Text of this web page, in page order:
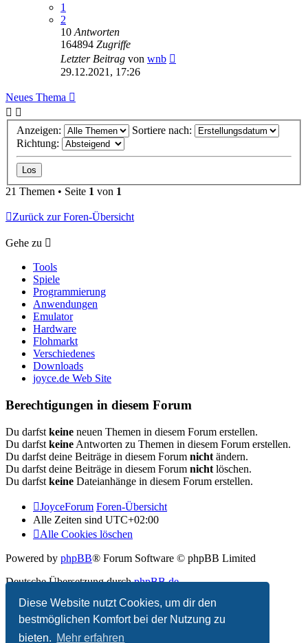
Diese Website nutzt Cookies, um dir den
bestmöglichen Komfort bei der Nutzung zu
bieten. Mehr erfahren
1
2
10 Antworten
164894 Zugriffe
Letzter Beitrag von wnb
29.12.2021, 17:26
Neues Thema
Anzeigen:
Sortiere nach:
Richtung:
21 Themen • Seite 1 von 1
Zurück zur Foren-Übersicht
Gehe zu
Tools
Spiele
Programmierung
Anwendungen
Emulator
Hardware
Flohmarkt
Verschiedenes
Downloads
joyce.de Web Site
Berechtigungen in diesem Forum
Du darfst keine neuen Themen in diesem Forum erstellen.
Du darfst keine Antworten zu Themen in diesem Forum erstellen.
Du darfst deine Beiträge in diesem Forum nicht ändern.
Du darfst deine Beiträge in diesem Forum nicht löschen.
Du darfst keine Dateianhänge in diesem Forum erstellen.
JoyceForum Foren-Übersicht
Alle Zeiten sind UTC+02:00
Alle Cookies löschen
Powered by phpBB® Forum Software © phpBB Limited
Deutsche Übersetzung durchphpBB.de
Datenschutz |Nutzungsbedingungen